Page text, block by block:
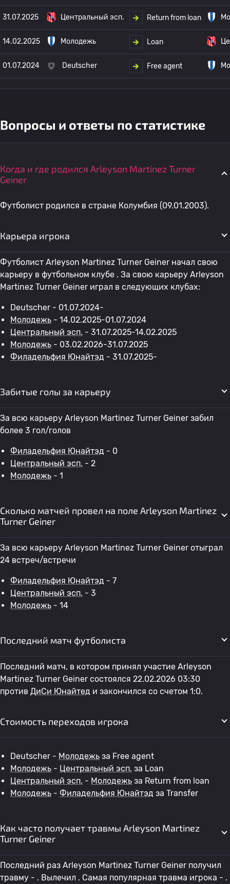
31.07.2025 Центральный эсп. Return from loan
14.02.2025 Молодежь Loan
01.07.2024 Deutscher Free agent
Вопросы и ответы по статистике
Когда и где родился Arleyson Martinez Turner
Geiner
Футболист родился в стране Колумбия (09.01.2003).
Карьера игрока
Футболист Arleyson Martinez Turner Geiner начал свою
карьеру в футбольном клубе . За свою карьеру Arleyson
Martinez Turner Geiner играл в следующих клубах:
Deutscher - 01.07.2024-
Молодежь - 14.02.2025-01.07.2024
Центральный эсп. - 31.07.2025-14.02.2025
Молодежь - 03.02.2026-31.07.2025
Филадельфия Юнайтэд - 31.07.2025-
Забитые голы за карьеру
За всю карьеру Arleyson Martinez Turner Geiner забил
более 3 гол/голов
Филадельфия Юнайтэд - 0
Центральный эсп. - 2
Молодежь - 1
Сколько матчей провел на поле Arleyson Martinez
Turner Geiner
За всю карьеру Arleyson Martinez Turner Geiner отыграл
24 встреч/встречи
Филадельфия Юнайтэд - 7
Центральный эсп. - 3
Молодежь - 14
Последний матч футболиста
Последний матч, в котором принял участие Arleyson
Martinez Turner Geiner состоялся 22.02.2026 03:30
против ДиСи Юнайтед и закончился со счетом 1:0.
Стоимость переходов игрока
Deutscher - Молодежь за Free agent
Молодежь - Центральный эсп. за Loan
Центральный эсп. - Молодежь за Return from loan
Молодежь - Филадельфия Юнайтэд за Transfer
Как часто получает травмы Arleyson Martinez
Turner Geiner
Последний раз Arleyson Martinez Turner Geiner получил
травму - . Вылечил . Самая популярная травма игрока - .